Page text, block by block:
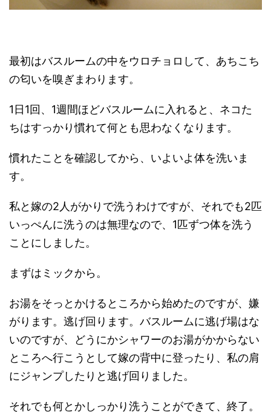
最初はバスルームの中をウロチョロして、あちこち
の匂いを嗅ぎまわります。
1日1回、1週間ほどバスルームに入れると、ネコた
ちはすっかり慣れて何とも思わなくなります。
慣れたことを確認してから、いよいよ体を洗いま
す。
私と嫁の2人がかりで洗うわけですが、それでも2匹
いっぺんに洗うのは無理なので、1匹ずつ体を洗う
ことにしました。
まずはミックから。
お湯をそっとかけるところから始めたのですが、嫌
がります。逃げ回ります。バスルームに逃げ場はな
いのですが、どうにかシャワーのお湯がかからない
ところへ行こうとして嫁の背中に登ったり、私の肩
にジャンプしたりと逃げ回りました。
それでも何とかしっかり洗うことができて、終了。